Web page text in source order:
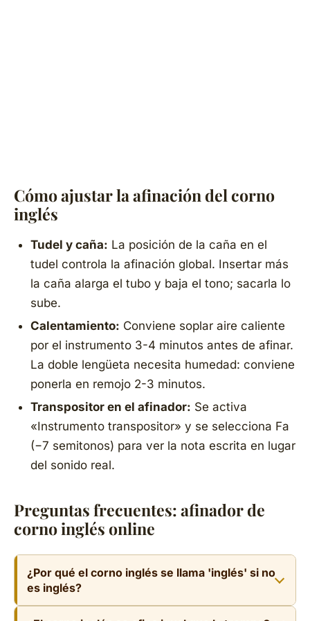
Cómo ajustar la afinación del corno
inglés
Tudel y caña: La posición de la caña en el
tudel controla la afinación global. Insertar más
la caña alarga el tubo y baja el tono; sacarla lo
sube.
Calentamiento: Conviene soplar aire caliente
por el instrumento 3-4 minutos antes de afinar.
La doble lengüeta necesita humedad: conviene
ponerla en remojo 2-3 minutos.
Transpositor en el afinador: Se activa
«Instrumento transpositor» y se selecciona Fa
(−7 semitonos) para ver la nota escrita en lugar
del sonido real.
Preguntas frecuentes: afinador de
corno inglés online
¿Por qué el corno inglés se llama 'inglés' si no
es inglés?